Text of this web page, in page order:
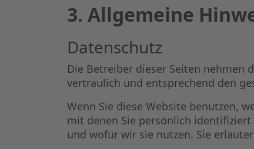
3. Allgemeine
Datenschutz
Die Betreiber dieser Seiten nehmen
vertraulich und entsprechend den
Wenn Sie diese Website benutzen,
mit denen Sie persönlich
und wofür wir sie nutzen. Sie